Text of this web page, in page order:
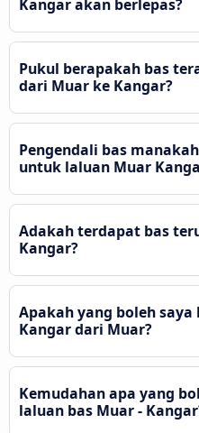
Kangar akan berlepas?
Pukul berapakah bas
dari Muar ke Kangar?
Pengendali bas
untuk laluan Muar
Adakah terdapat bas
Kangar?
Apakah yang boleh saya
Kangar dari Muar?
Kemudahan apa yang
laluan bas Muar -